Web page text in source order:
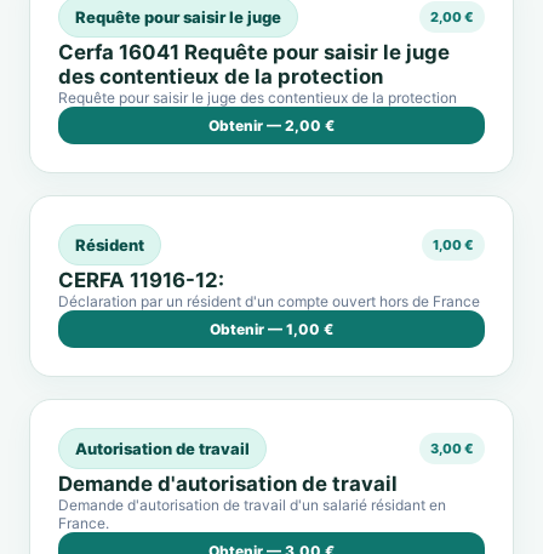
Requête pour saisir le juge 2,00 €
Cerfa 16041 Requête pour saisir le juge
des contentieux de la protection
Requête pour saisir le juge des contentieux de la protection
Obtenir — 2,00 €
Résident 1,00 €
CERFA 11916-12:
Déclaration par un résident d'un compte ouvert hors de France
Obtenir — 1,00 €
Autorisation de travail 3,00 €
Demande d'autorisation de travail
Demande d'autorisation de travail d'un salarié résidant en
France.